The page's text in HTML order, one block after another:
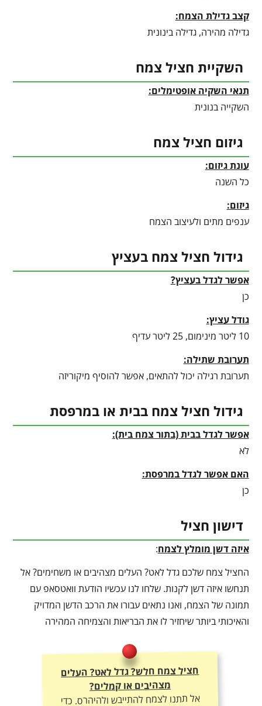
קצב גדילת הצמח:
גדילה מהירה, גדילה בינונית
השקיית חציל צמח
תנאי השקיה אופטימלים:
השקייה בנונית
גיזום חציל צמח
עונת גיזום:
כל השנה
גיזום:
ענפים מתים ולעיצוב הצמח
גידול חציל צמח בעציץ
אפשר לגדל בעציץ?
כן
גודל עציץ:
10 ליטר מינימום, 25 ליטר עדיף
תערובת שתילה:
תערובת רגילה יכול להתאים, אפשר להוסיף מיקוריזה
גידול חציל צמח בבית או במרפסת
אפשר לגדל בבית (בתור צמח בית):
לא
האם אפשר לגדל במרפסת:
כן
דישון חציל
איזה דשן מומלץ לצמח:
החציל צמח שלכם גדל לאט? העלים מצהיבים או משחימים? אל
תנחשו איזה דשן לקנות. שלחו לנו עכשיו הודעת וואטסאפ עם
תמונה של הצמח, ואנו נתאים עבורו את הרכב הדשן המדויק
והאיכותי ביותר שיחזיר לו את הבריאות והצמיחה המהירה
חציל צמח חלש? גדל לאט? העלים
מצהיבים או קמלים?
אל תתנו לצמח להתייבש ולהיהרס. כדי
ליהנות מצמיחה מטורפת, יבול עשיר
ועלוקה ירוקה – חובה להתאים לו את